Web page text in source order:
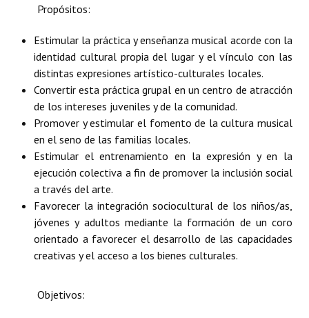
Banca del Vecino - Registro
Huéspedes de Honor - Registro
Antiguos Pobladores - Registro
Reconocimientos - Registro
Bariloche, Municipio intercultural
Entrega de distinciones
REFORMA DE LA CARTA ORGÁNICA
Propósitos:
Estimular la práctica y enseñanza musical acorde con la
identidad cultural propia del lugar y el vínculo con las
distintas expresiones artístico-culturales locales.
Convertir esta práctica grupal en un centro de atracción
de los intereses juveniles y de la comunidad.
Promover y estimular el fomento de la cultura musical
en el seno de las familias locales.
Estimular el entrenamiento en la expresión y en la
ejecución colectiva a fin de promover la inclusión social
a través del arte.
Favorecer la integración sociocultural de los niños/as,
jóvenes y adultos mediante la formación de un coro
orientado a favorecer el desarrollo de las capacidades
creativas y el acceso a los bienes culturales.
Objetivos: